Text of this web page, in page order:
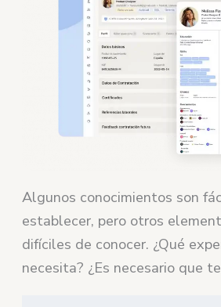
Algunos conocimientos son
establecer, pero otros
difíciles de conocer. ¿Qué
necesita? ¿Es necesario que